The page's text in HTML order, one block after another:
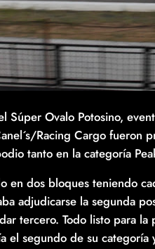
Ovalo Potosino,
Racing Cargo fueron
tanto en la categoría
en dos bloques teniendo
adjudicarse la segunda
tercero. Todo listo para
el segundo de su